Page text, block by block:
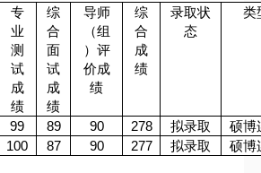
专
业
测
试
成
绩
综
合
面
试
成
绩
导师
（组
）评
价成
绩
综
合
成
绩
录取状
态
类
99 89 90 278 拟录取
硕博
100 87 90 277 拟录取 硕博